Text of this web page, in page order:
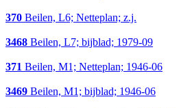
370 Beilen, L6; Netteplan; z.j.
3468 Beilen, L7; bijblad; 1979-09
371 Beilen, M1; Netteplan; 1946-06
3469 Beilen, M1; bijblad; 1946-06